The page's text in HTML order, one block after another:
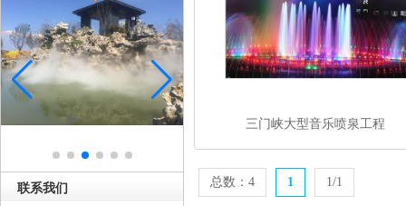
联系我们
三门峡大型音乐喷泉工程
总数：4 1 1/1